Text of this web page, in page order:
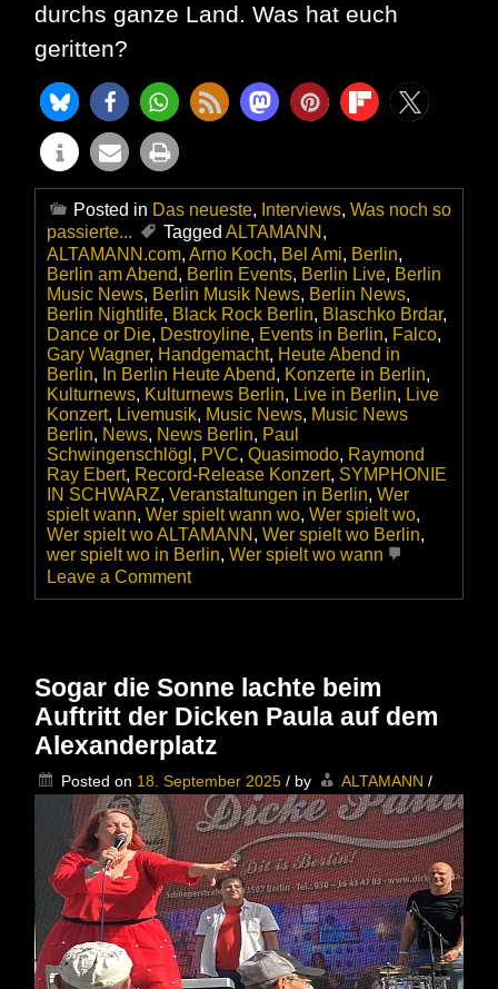
durchs ganze Land. Was hat euch
geritten?
Posted in Das neueste, Interviews, Was noch so
passierte...
Tagged ALTAMANN ,
ALTAMANN.com, Arno Koch, Bel Ami, Berlin,
Berlin am Abend, Berlin Events, Berlin Live, Berlin
Music News, Berlin Musik News, Berlin News,
Berlin Nightlife, Black Rock Berlin, Blaschko Brdar,
Dance or Die, Destroyline, Events in Berlin, Falco,
Gary Wagner, Handgemacht, Heute Abend in
Berlin, In Berlin Heute Abend, Konzerte in Berlin,
Kulturnews, Kulturnews Berlin, Live in Berlin, Live
Konzert, Livemusik, Music News, Music News
Berlin, News, News Berlin, Paul
Schwingenschlögl , PVC, Quasimodo, Raymond
Ray Ebert, Record-Release Konzert, SYMPHONIE
IN SCHWARZ, Veranstaltungen in Berlin, Wer
spielt wann, Wer spielt wann wo, Wer spielt wo,
Wer spielt wo ALTAMANN , Wer spielt wo Berlin,
wer spielt wo in Berlin, Wer spielt wo wann
Leave a Commenton
BLACK
Rückkehr
des
WALL
CITY
ROCK
***
Sogar die Sonne lachte beim
Auftritt der Dicken Paula auf dem
Alexanderplatz
Posted on 18. September 2025 / by ALTAMANN /